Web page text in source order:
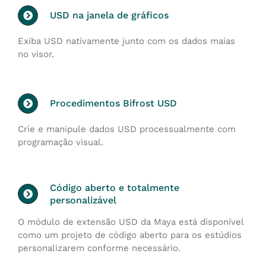
USD na janela de gráficos
Exiba USD nativamente junto com os dados maias
no visor.
Procedimentos Bifrost USD
Crie e manipule dados USD processualmente com
programação visual.
Código aberto e totalmente
personalizável
O módulo de extensão USD da Maya está disponível
como um projeto de código aberto para os estúdios
personalizarem conforme necessário.